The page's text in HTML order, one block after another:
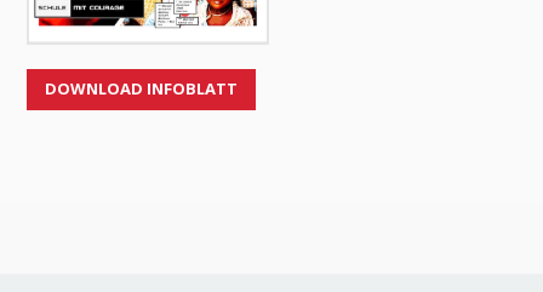
DOWNLOAD INFOBLATT